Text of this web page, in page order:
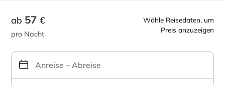
Wähle Reisedaten, um
Preis anzuzeigen
ab 57 €
pro Nacht